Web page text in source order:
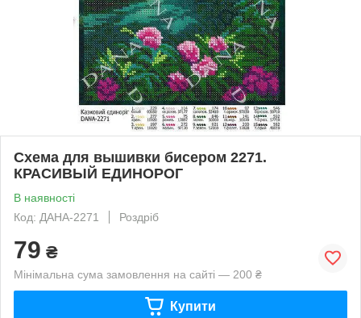
Схема для вышивки бисером 2271.
КРАСИВЫЙ ЕДИНОРОГ
В наявності
Код: ДАНА-2271
Роздріб
79 ₴
Мінімальна сума замовлення на сайті — 200 ₴
Купити